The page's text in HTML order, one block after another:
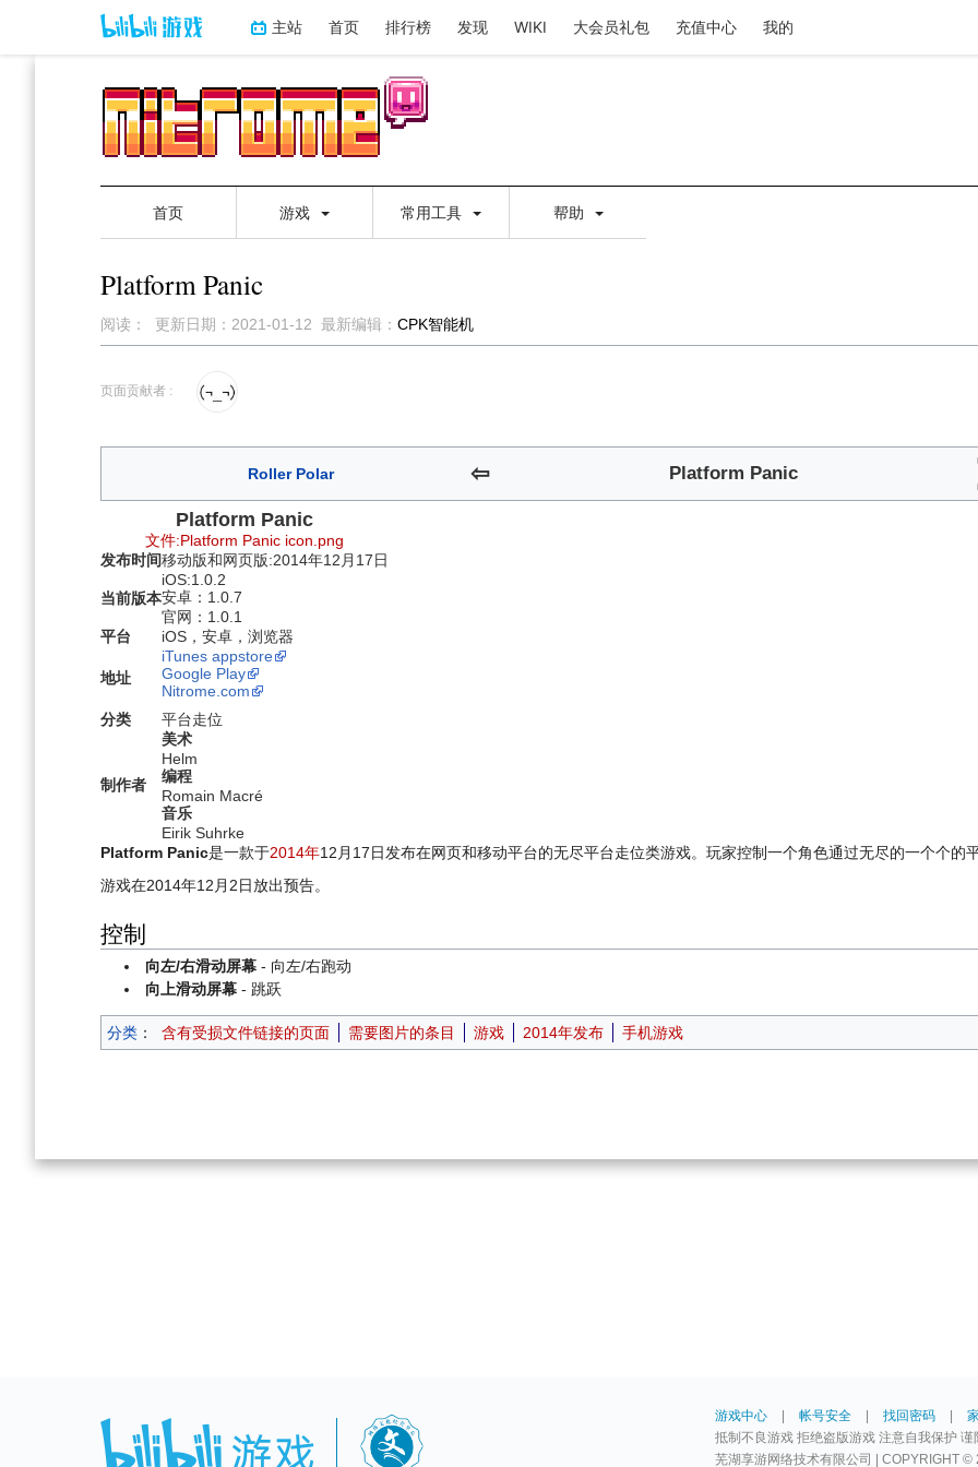
主站 首页 排行榜 发现 WIKI 大会员礼包 充值中心 我的
首页 游戏 常用工具 帮助
Platform Panic
阅读： 更新日期： 2021-01-12 最新编辑： CPK智能机
到
到
页面贡献者 :
Roller Polar ⇦ Platform Panic
Platform Panic
文件:Platform Panic icon.png
发布时间移动版和网页版:2014年12月17日
当前版本
iOS:1.0.2
安卓：1.0.7
官网：1.0.1
平台
iOS，安卓，浏览器
地址
iTunes appstore
Google Play
Nitrome.com
分类
平台走位
制作者
美术
Helm
编程
Romain Macré
音乐
Eirik Suhrke
Platform Panic是一款于2014年12月17日发布在网页和移动平台的无尽平台走位类游戏。玩家控制一个角色通过无尽的一个个的平
游戏在2014年12月2日放出预告。
控制
向左/右滑动屏幕 - 向左/右跑动
向上滑动屏幕 - 跳跃
分类 ： 含有受损文件链接的页面 需要图片的条目 游戏 2014年发布 手机游戏
游戏中心 帐号安全 找回密码
抵制不良游戏 拒绝盗版游戏 注意自我保护
芜湖享游网络技术有限公司 | COPYRIGHT